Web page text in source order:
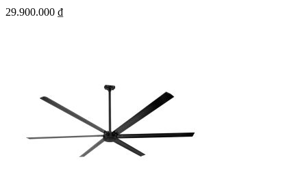
29.900.000 ₫